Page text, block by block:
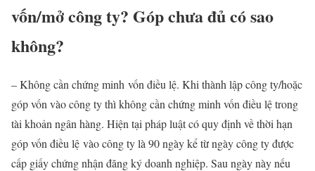
vốn/mở công ty? Góp chưa đủ có sao
không?
– Không cần chứng minh vốn điều lệ. Khi thành lập công ty/hoặc
góp vốn vào công ty thì không cần chứng minh vốn điều lệ trong
tài khoản ngân hàng. Hiện tại pháp luật có quy định về thời hạn
góp vốn điều lệ vào công ty là 90 ngày kể từ ngày công ty được
cấp giấy chứng nhận đăng ký doanh nghiệp. Sau ngày này nếu